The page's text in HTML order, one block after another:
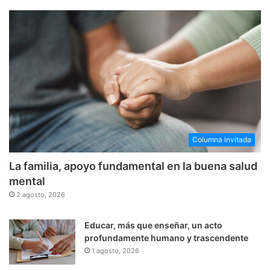
Columna invitada
La familia, apoyo fundamental en la buena salud
mental
2 agosto, 2026
Educar, más que enseñar, un acto
profundamente humano y trascendente
1 agosto, 2026